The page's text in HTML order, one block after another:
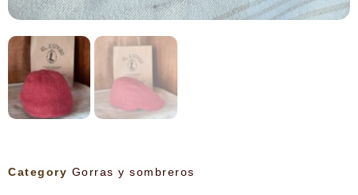
Category Gorras y sombreros